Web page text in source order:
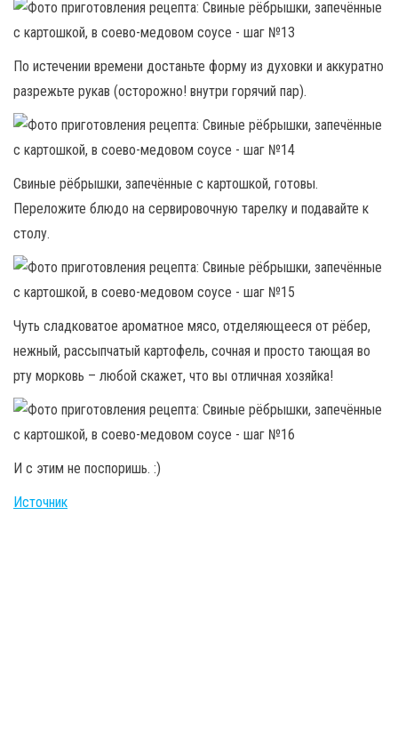
По истечении времени достаньте форму из духовки и аккуратно
разрежьте рукав (осторожно! внутри горячий пар).
Свиные рёбрышки, запечённые с картошкой, готовы.
Переложите блюдо на сервировочную тарелку и подавайте к
столу.
Чуть сладковатое ароматное мясо, отделяющееся от рёбер,
нежный, рассыпчатый картофель, сочная и просто тающая во
рту морковь – любой скажет, что вы отличная хозяйка!
И с этим не поспоришь. :)
Источник